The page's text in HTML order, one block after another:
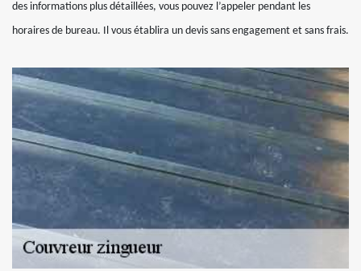
des informations plus détaillées, vous pouvez l’appeler pendant les
horaires de bureau. Il vous établira un devis sans engagement et sans frais.